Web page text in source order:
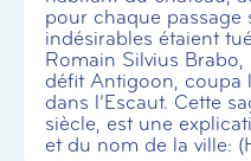
pour chaque passage
indésirables étaient
Romain Silvius
défit Antigoon, coupa
dans l’Escaut. Cette
siècle, est une
et du nom de la ville: